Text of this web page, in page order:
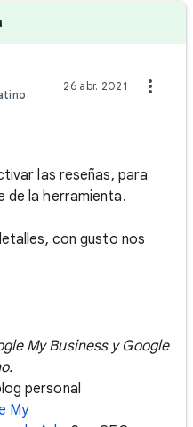
26 abr. 2021
las reseñas, para
de la herramienta.
con gusto nos
My Business y Google
personal
My